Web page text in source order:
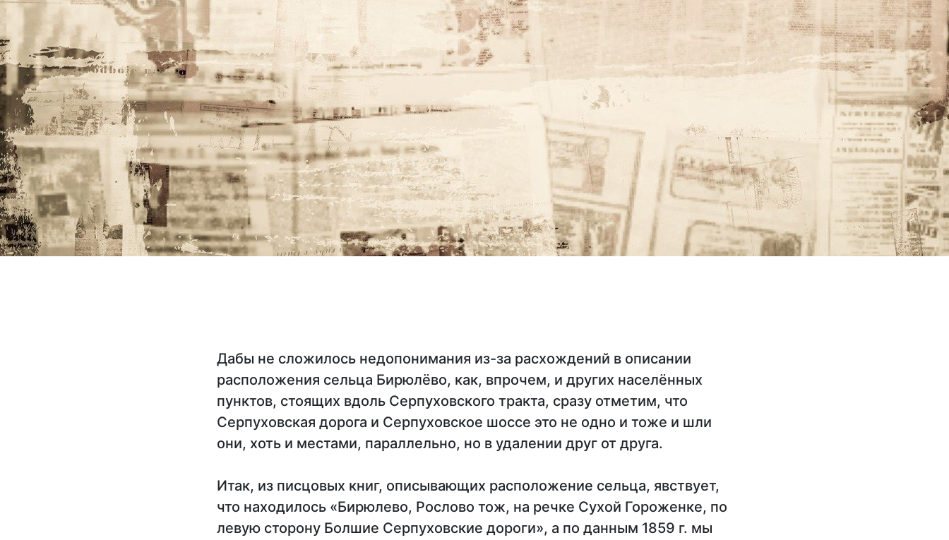
Дабы не сложилось недопонимания из-за расхождений в описании
расположения сельца Бирюлёво, как, впрочем, и других населённых
пунктов, стоящих вдоль Серпуховского тракта, сразу отметим, что
Серпуховская дорога и Серпуховское шоссе это не одно и тоже и шли
они, хоть и местами, параллельно, но в удалении друг от друга.
Итак, из писцовых книг, описывающих расположение сельца, явствует,
что находилось «Бирюлево, Рослово тож, на речке Сухой Гороженке, по
левую сторону Болшие Серпуховские дороги», а по данным 1859 г. мы